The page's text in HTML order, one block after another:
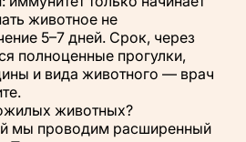
животное не
5–7 дней. Срок, через
полноценные прогулки,
и вида животного — врач
животных?
мы проводим расширенный